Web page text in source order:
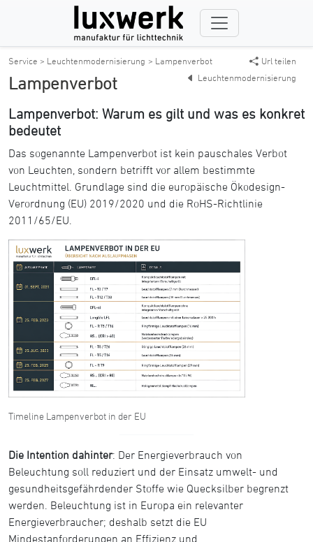
Service > Leuchtenmodernisierung > Lampenverbot
Url teilen
Leuchtenmodernisierung
Lampenverbot
Lampenverbot: Warum es gilt und was es konkret
bedeutet
Das sogenannte Lampenverbot ist kein pauschales Verbot
von Leuchten, sondern betrifft vor allem bestimmte
Leuchtmittel. Grundlage sind die europäische Ökodesign-
Verordnung (EU) 2019/2020 und die RoHS-Richtlinie
2011/65/EU.
Timeline Lampenverbot in der EU
Die Intention dahinter: Der Energieverbrauch von
Beleuchtung soll reduziert und der Einsatz umwelt- und
gesundheitsgefährdender Stoffe wie Quecksilber begrenzt
werden. Beleuchtung ist in Europa ein relevanter
Energieverbraucher; deshalb setzt die EU
Mindestanforderungen an Effizienz und